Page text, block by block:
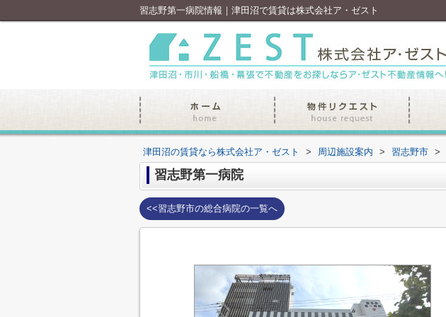
習志野第一病院情報｜津田沼で賃貸は株式会社ア・ゼスト
津田沼の賃貸なら株式会社ア・ゼスト > 周辺施設案内 > 習志野市 >
習志野第一病院
<<習志野市の総合病院の一覧へ